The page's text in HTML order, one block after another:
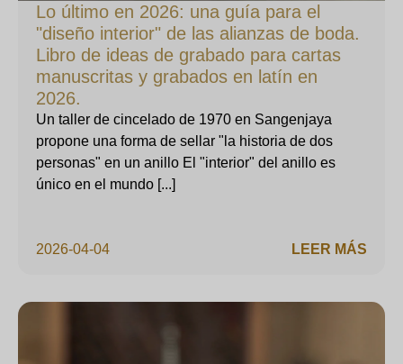
Lo último en 2026: una guía para el
"diseño interior" de las alianzas de boda.
Libro de ideas de grabado para cartas
manuscritas y grabados en latín en
2026.
2026-04-04
Un taller de cincelado de 1970 en Sangenjaya
propone una forma de sellar "la historia de dos
personas" en un anillo El "interior" del anillo es
único en el mundo [...]
LEER MÁS